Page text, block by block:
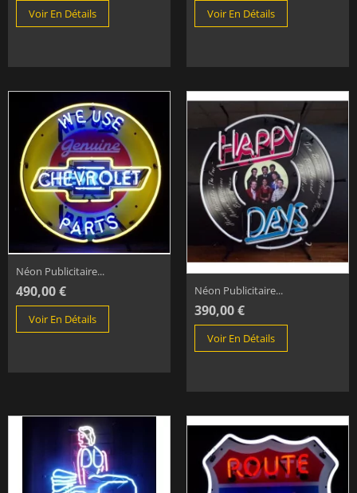
Voir En Détails Voir En Détails
Néon Publicitaire...
490,00 €
Voir En Détails
Néon Publicitaire...
390,00 €
Voir En Détails